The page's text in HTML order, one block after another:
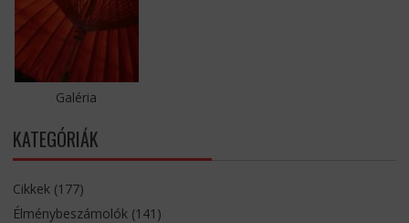
Galéria
KATEGÓRIÁK
Cikkek(177)
Élménybeszámolók(141)